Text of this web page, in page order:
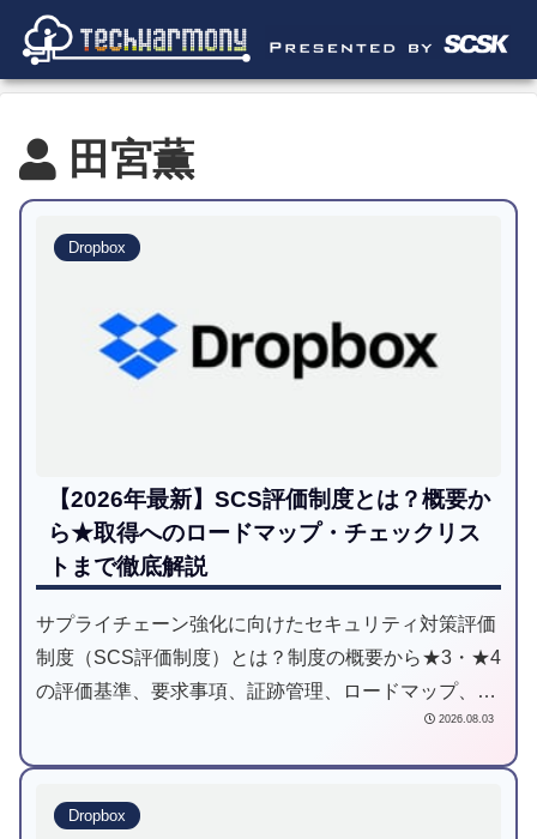
田宮薫
Dropbox
【2026年最新】SCS評価制度とは？概要か
ら★取得へのロードマップ・チェックリス
トまで徹底解説
サプライチェーン強化に向けたセキュリティ対策評価
制度（SCS評価制度）とは？制度の概要から★3・★4
の評価基準、要求事項、証跡管理、ロードマップ、セ
2026.08.03
Dropbox